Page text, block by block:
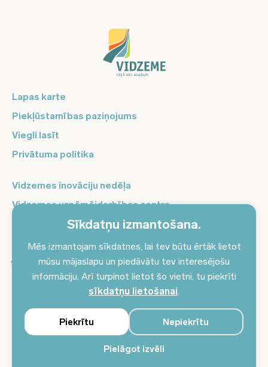
Sīkdatņu izmantošana.
Mēs izmantojam sīkdatnes, lai tev būtu ērtāk lietot
mūsu mājaslapu un piedāvātu tev interesējošu
informāciju. Arī turpinot lietot šo vietni, tu piekrīti
sīkdatņu lietošanai.
Pielāgot izvēli
Nepiekrītu
Piekrītu
Lapas karte
Piekļūstamības paziņojums
Viegli lasīt
Privātuma politika
Vidzemes inovāciju nedēļa
Vidzemes uzņēmējdarbības centrs
Balso Vidzeme
Pierakstieties jaunumiem un saņemiet aktuālākos
jaunumus savā e-pastā!
Pieteikties jaunumiem